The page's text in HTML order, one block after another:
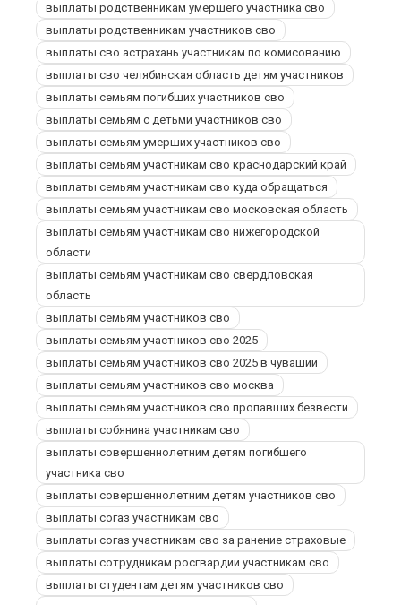
выплаты родственникам умершего участника сво
выплаты родственникам участников сво
выплаты сво астрахань участникам по комисованию
выплаты сво челябинская область детям участников
выплаты семьям погибших участников сво
выплаты семьям с детьми участников сво
выплаты семьям умерших участников сво
выплаты семьям участникам сво краснодарский край
выплаты семьям участникам сво куда обращаться
выплаты семьям участникам сво московская область
выплаты семьям участникам сво нижегородской
области
выплаты семьям участникам сво свердловская
область
выплаты семьям участников сво
выплаты семьям участников сво 2025
выплаты семьям участников сво 2025 в чувашии
выплаты семьям участников сво москва
выплаты семьям участников сво пропавших безвести
выплаты собянина участникам сво
выплаты совершеннолетним детям погибшего
участника сво
выплаты совершеннолетним детям участников сво
выплаты согаз участникам сво
выплаты согаз участникам сво за ранение страховые
выплаты сотрудникам росгвардии участникам сво
выплаты студентам детям участников сво